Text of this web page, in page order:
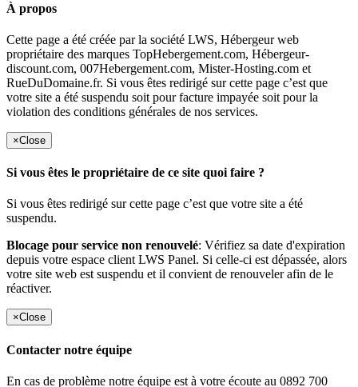
À propos
Cette page a été créée par la société LWS, Hébergeur web
propriétaire des marques TopHebergement.com, Hébergeur-
discount.com, 007Hebergement.com, Mister-Hosting.com et
RueDuDomaine.fr. Si vous êtes redirigé sur cette page c’est que
votre site a été suspendu soit pour facture impayée soit pour la
violation des conditions générales de nos services.
×Close
Si vous êtes le propriétaire de ce site quoi faire ?
Si vous êtes redirigé sur cette page c’est que votre site a été
suspendu.
Blocage pour service non renouvelé: Vérifiez sa date d'expiration
depuis votre espace client LWS Panel. Si celle-ci est dépassée, alors
votre site web est suspendu et il convient de renouveler afin de le
réactiver.
×Close
Contacter notre équipe
En cas de problème notre équipe est à votre écoute au 0892 700